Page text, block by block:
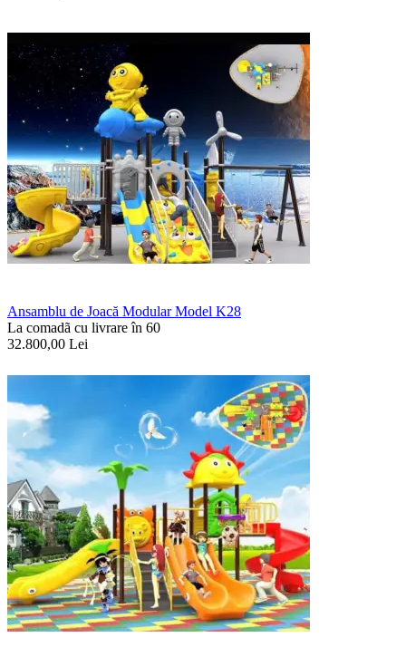
Ansamblu de Joacă Modular Model K28
La comadã cu livrare în 60
32.800,00 Lei